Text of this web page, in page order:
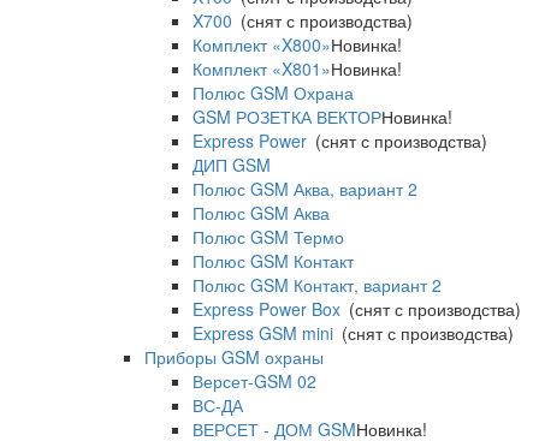
X700 (снят с производства)
Комплект «X800»Новинка!
Комплект «X801»Новинка!
Полюс GSM Охрана
GSM РОЗЕТКА ВЕКТОРНовинка!
Express Power (снят с производства)
ДИП GSM
Полюс GSM Аква, вариант 2
Полюс GSM Аква
Полюс GSM Термо
Полюс GSM Контакт
Полюс GSM Контакт, вариант 2
Express Power Box (снят с производства)
Express GSM mini (снят с производства)
Приборы GSM охраны
Версет-GSM 02
ВС-ДА
ВЕРСЕТ - ДОМ GSMНовинка!